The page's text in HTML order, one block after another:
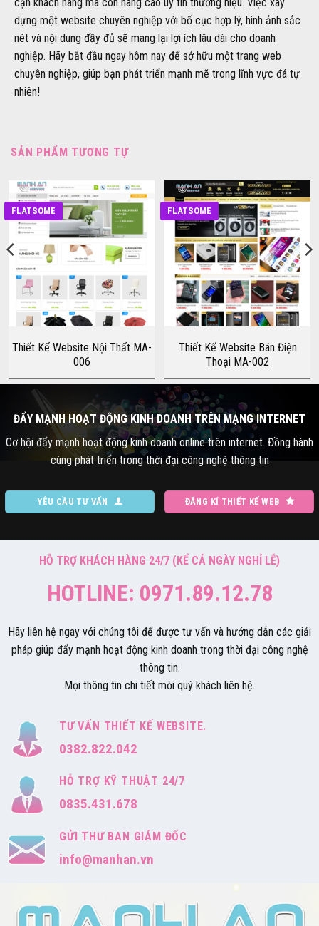
dựng một website chuyên nghiệp với bố cục hợp lý, hình ảnh sắc
nét và nội dung đầy đủ sẽ mang lại lợi ích lâu dài cho doanh
nghiệp. Hãy bắt đầu ngay hôm nay để sở hữu một trang web
chuyên nghiệp, giúp bạn phát triển mạnh mẽ trong lĩnh vực đá tự
nhiên!
SẢN PHẨM TƯƠNG TỰ
FLATSOME
Thiết Kế Website Nội Thất MA-
006
FLATSOME
Thiết Kế Website Bán Điện
Thoại MA-002
ĐẨY MẠNH HOẠT ĐỘNG KINH DOANH TRÊN MẠNG INTERNET
Cơ hội đẩy mạnh hoạt động kinh doanh online trên internet. Đồng hành
cùng phát triển trong thời đại công nghệ thông tin
YÊU CẦU TƯ VẤN ĐĂNG KÍ THIẾT KẾ WEB
HỖ TRỢ KHÁCH HÀNG 24/7 (KỂ CẢ NGÀY NGHỈ LỄ)
HOTLINE: 0971.89.12.78
Hãy liên hệ ngay với chúng tôi để được tư vấn và hướng dẫn các giải
pháp giúp đẩy mạnh hoạt động kinh doanh trong thời đại công nghệ
thông tin.
Mọi thông tin chi tiết mời quý khách liên hệ.
TƯ VẤN THIẾT KẾ WEBSITE.
0382.822.042
HỖ TRỢ KỸ THUẬT 24/7
0835.431.678
GỬI THƯ BAN GIÁM ĐỐC
info@manhan.vn